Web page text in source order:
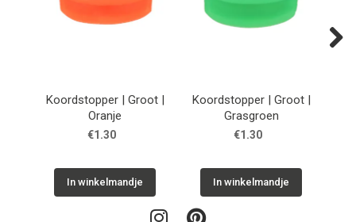
Koordstopper | Groot |
Oranje
€1.30
In winkelmandje
Koordstopper | Groot |
Grasgroen
€1.30
In winkelmandje